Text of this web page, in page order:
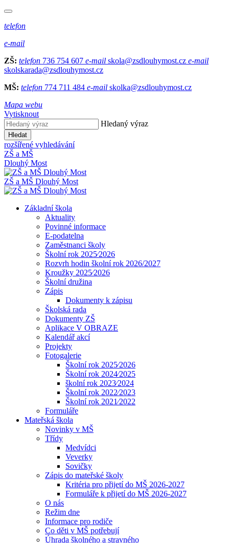
telefon
e-mail
ZŠ: telefon 736 754 607 e-mail skola@zsdlouhymost.cz e-mail
skolskarada@zsdlouhymost.cz
MŠ: telefon 774 711 484 e-mail skolka@zsdlouhymost.cz
Mapa webu
Vytisknout
Hledaný výraz
Hledat
rozšířené vyhledávání
ZŠ a MŠ
Dlouhý Most
ZŠ a MŠ Dlouhý Most
Základní škola
Aktuality
Povinné informace
E-podatelna
Zaměstnanci školy
Školní rok 2025⁄2026
Rozvrh hodin školní rok 2026/2027
Kroužky 2025⁄2026
Školní družina
Zápis
Dokumenty k zápisu
Školská rada
Dokumenty ZŠ
Aplikace V OBRAZE
Kalendář akcí
Projekty
Fotogalerie
Školní rok 2025⁄2026
Školní rok 2024⁄2025
školní rok 2023⁄2024
Školní rok 2022⁄2023
Školní rok 2021⁄2022
Formuláře
Mateřská škola
Novinky v MŠ
Třídy
Medvídci
Veverky
Sovičky
Zápis do mateřské školy
Kritéria pro přijetí do MŠ 2026-2027
Formuláře k přijetí do MŠ 2026-2027
O nás
Režim dne
Informace pro rodiče
Co děti v MŠ potřebují
Úhrada školného a stravného